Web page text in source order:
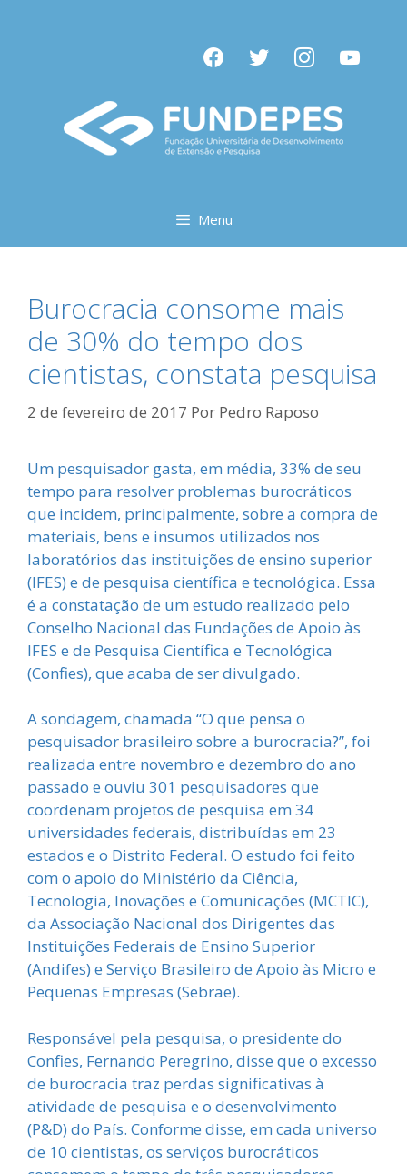
facebooktwitter instagramyoutube
Menu
Burocracia consome mais
de 30% do tempo dos
cientistas, constata pesquisa
2 de fevereiro de 2017 Por Pedro Raposo
Um pesquisador gasta, em média, 33% de seu
tempo para resolver problemas burocráticos
que incidem, principalmente, sobre a compra de
materiais, bens e insumos utilizados nos
laboratórios das instituições de ensino superior
(IFES) e de pesquisa científica e tecnológica. Essa
é a constatação de um estudo realizado pelo
Conselho Nacional das Fundações de Apoio às
IFES e de Pesquisa Científica e Tecnológica
(Confies), que acaba de ser divulgado.
A sondagem, chamada “O que pensa o
pesquisador brasileiro sobre a burocracia?”, foi
realizada entre novembro e dezembro do ano
passado e ouviu 301 pesquisadores que
coordenam projetos de pesquisa em 34
universidades federais, distribuídas em 23
estados e o Distrito Federal. O estudo foi feito
com o apoio do Ministério da Ciência,
Tecnologia, Inovações e Comunicações (MCTIC),
da Associação Nacional dos Dirigentes das
Instituições Federais de Ensino Superior
(Andifes) e Serviço Brasileiro de Apoio às Micro e
Pequenas Empresas (Sebrae).
Responsável pela pesquisa, o presidente do
Confies, Fernando Peregrino, disse que o excesso
de burocracia traz perdas significativas à
atividade de pesquisa e o desenvolvimento
(P&D) do País. Conforme disse, em cada universo
de 10 cientistas, os serviços burocráticos